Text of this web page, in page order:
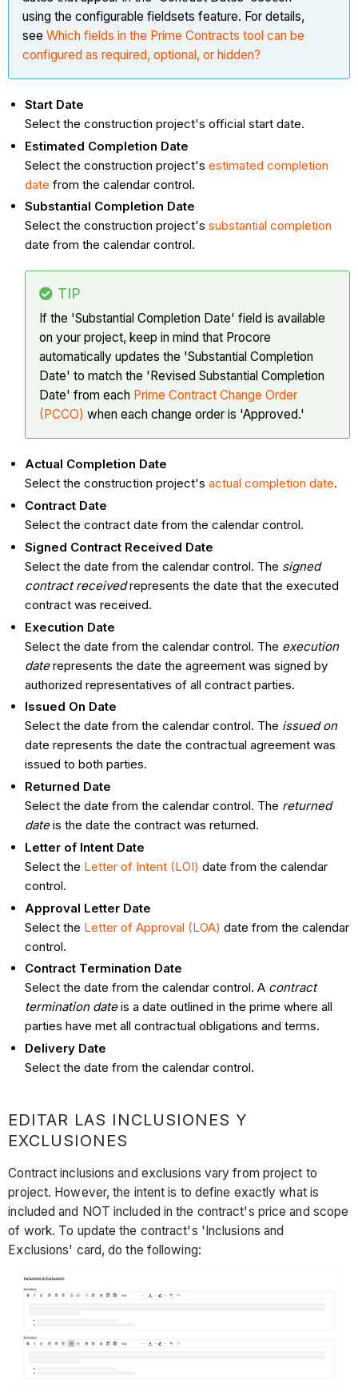
using the configurable fieldsets feature. For details,
seeWhich fields in the Prime Contracts tool can be
configured as required, optional, or hidden?
Start Date
Select the construction project's official start date.
Estimated Completion Date
Select the construction project'sestimated completion
date from the calendar control.
Substantial Completion Date
Select the construction project'ssubstantial completion
date from the calendar control.
TIP
If the 'Substantial Completion Date' field is available
on your project, keep in mind that Procore
automatically updates the 'Substantial Completion
Date' to match the 'Revised Substantial Completion
Date' from each Prime Contract Change Order
(PCCO)when each change order is 'Approved.'
Actual Completion Date
Select the construction project'sactual completion date.
Contract Date
Select the contract date from the calendar control.
Signed Contract Received Date
Select the date from the calendar control. The signed
contract receivedrepresents the date that the executed
contract was received.
Execution Date
Select the date from the calendar control. The execution
daterepresents the date the agreement was signed by
authorized representatives of all contract parties.
Issued On Date
Select the date from the calendar control. The issued on
date represents the date the contractual agreement was
issued to both parties.
Returned Date
Select the date from the calendar control. The returned
dateis the date the contract was returned.
Letter of Intent Date
Select the Letter of Intent (LOI) date from the calendar
control.
Approval Letter Date
Select the Letter of Approval (LOA) date from the calendar
control.
Contract Termination Date
Select the date from the calendar control. A contract
termination dateis a date outlined in the prime where all
parties have met all contractual obligations and terms.
Delivery Date
Select the date from the calendar control.
EDITAR LAS INCLUSIONES Y
EXCLUSIONES
Contract inclusions and exclusions vary from project to
project. However, the intent is to define exactly what is
included and NOT included in the contract's price and scope
of work. To update the contract's 'Inclusions and
Exclusions' card, do the following: